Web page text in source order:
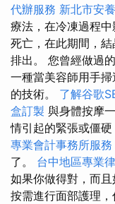
代辦服務 新北市安
療法，在冷凍過程
死亡，在此期間，
排出。 您曾經做過
一種當美容師用手
的技術。 了解谷歌
盒訂製 與身體按摩
情引起的緊張或僵
專業會計事務所服務
了。 台中地區專業
如果你做得對，而
按需進行面部護理